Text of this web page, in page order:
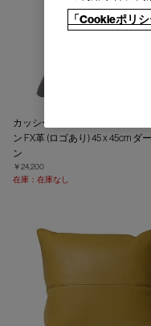
カッシーナ・イクスシー レザー
ン FX革 (ロゴあり) 45 x 45cm ダ
ン
￥24,200
在庫：在庫なし
「Cookieポリ